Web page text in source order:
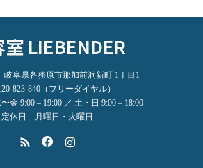
LIEBENDER
阜県各務原市那加前洞新町 1丁目1
823-840（フリーダイヤル）
金 9:00 – 19:00 ／ 土・日 9:00 – 18:00
定休日 月曜日・火曜日